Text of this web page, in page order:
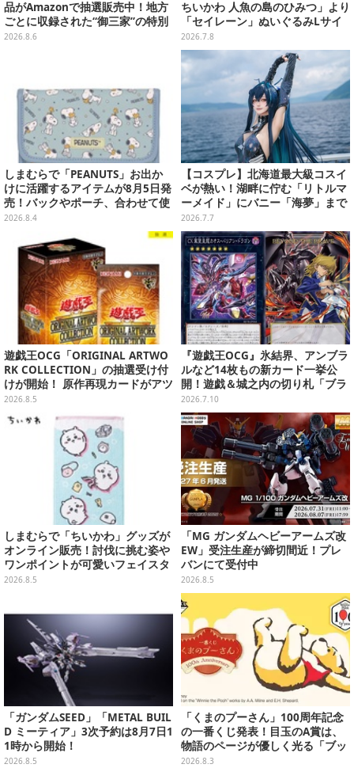
品がAmazonで抽選販売中！地方
ごとに収録された“御三家”の特別
カード
2026.8.6
ちいかわ 人魚の島のひみつ」より
「セイレーン」ぬいぐるみLサイ
ズが7月24日より予約開始
2026.7.8
しまむらで「PEANUTS」お出か
けに活躍するアイテムが8月5日発
売！バックやポーチ、合わせて使
いたいリール付きカラビナなど
2026.8.4
【コスプレ】北海道最大級コスイ
ベが熱い！湖畔に佇む「リトルマ
ーメイド」にバニー「海夢」まで
珠玉の美麗レイヤー12選【写真50
枚】
2026.7.7
遊戯王OCG「ORIGINAL ARTWO
RK COLLECTION」の抽選受け付
けが開始！ 原作再現カードがアツ
いスペシャルパック
2026.8.5
『遊戯王OCG』氷結界、アンブラ
ルなど14枚もの新カード一挙公
開！遊戯＆城之内の切り札「ブラ
ック・デーモンズ・ドラゴン」も
新たな装いで登場
2026.7.10
しまむらで「ちいかわ」グッズが
オンライン販売！討伐に挑む姿や
ワンポイントが可愛いフェイスタ
オル、バスマットなど全14種
2026.8.5
「MG ガンダムヘビーアームズ改
EW」受注生産が締切間近！プレ
バンにて受付中
2026.8.5
「ガンダムSEED」「METAL BUIL
D ミーティア」3次予約は8月7日1
1時から開始！
2026.8.5
「くまのプーさん」100周年記念
の一番くじ発表！目玉のA賞は、
物語のページが優しく光る「ブッ
クシェイプドライト」
2026.8.3